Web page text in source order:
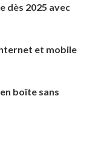
dès 2025 avec
et mobile
boîte sans